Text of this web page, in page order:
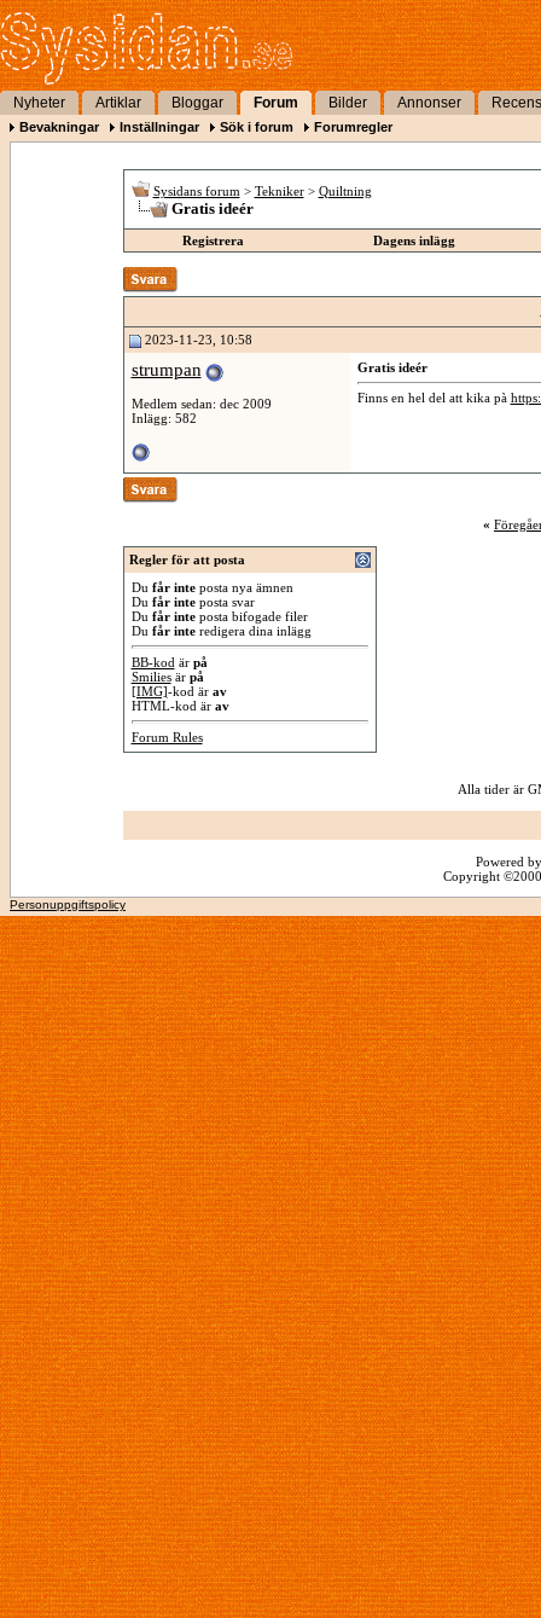
Nyheter Artiklar Bloggar Forum Bilder Annonser
Bevakningar Inställningar Sök i forum Forumregler
Sysidans forum > Tekniker > Quiltning
Gratis ideér
Registrera Dagens inlägg
2023-11-23, 10:58
strumpan
Medlem sedan: dec 2009
Inlägg: 582
Gratis ideér
Finns en hel del att kika pà
«
Regler för att posta
Du får inteposta nya ämnen
Du får inteposta svar
Du får inteposta bifogade filer
Du får interedigera dina inlägg
BB-kod är på
Smiliesär på
[IMG]-kod är av
HTML-kod är av
Forum Rules
Alla tider är
Powered
Copyright
Personuppgiftspolicy